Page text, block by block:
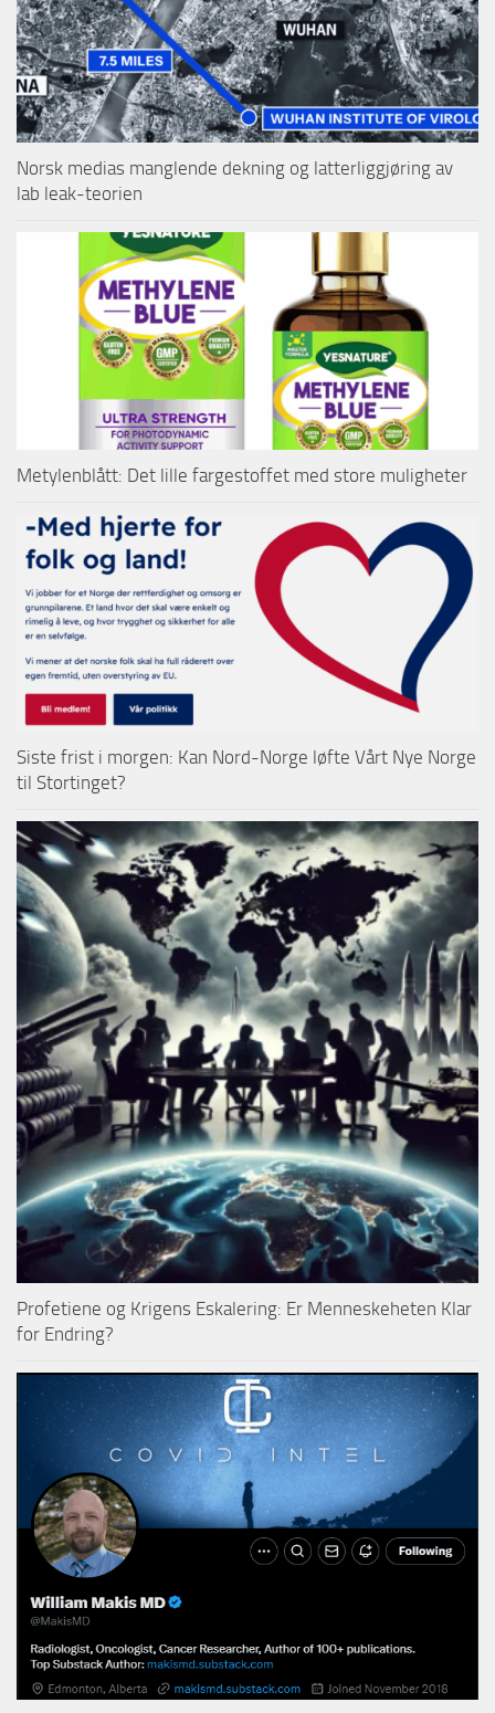
Norsk medias manglende dekning og latterliggjøring av
lab leak-teorien
Metylenblått: Det lille fargestoffet med store muligheter
Siste frist i morgen: Kan Nord-Norge løfte Vårt Nye Norge
til Stortinget?
Profetiene og Krigens Eskalering: Er Menneskeheten Klar
for Endring?